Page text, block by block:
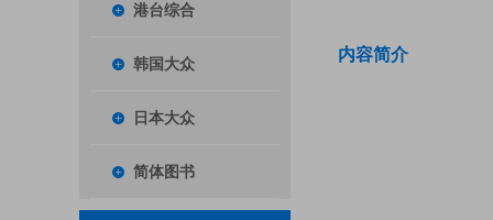
港台综合
韩国大众
日本大众
简体图书
内容简介